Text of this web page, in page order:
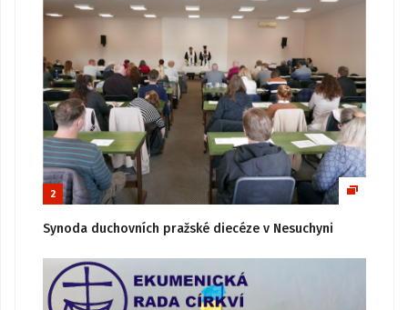
2
Synoda duchovních pražské diecéze v Nesuchyni